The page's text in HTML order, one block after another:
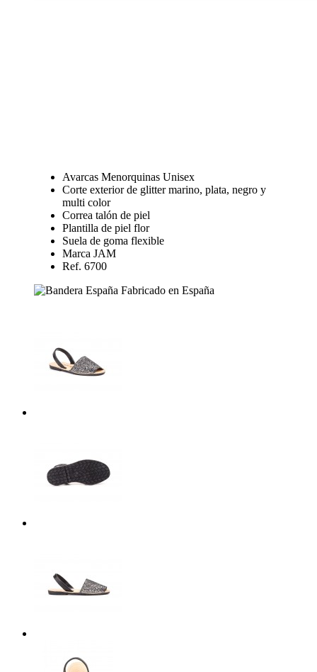
Avarcas Menorquinas Unisex
Corte exterior de glitter marino, plata, negro y
multi color
Correa talón de piel
Plantilla de piel flor
Suela de goma flexible
Marca JAM
Ref. 6700
Fabricado en España